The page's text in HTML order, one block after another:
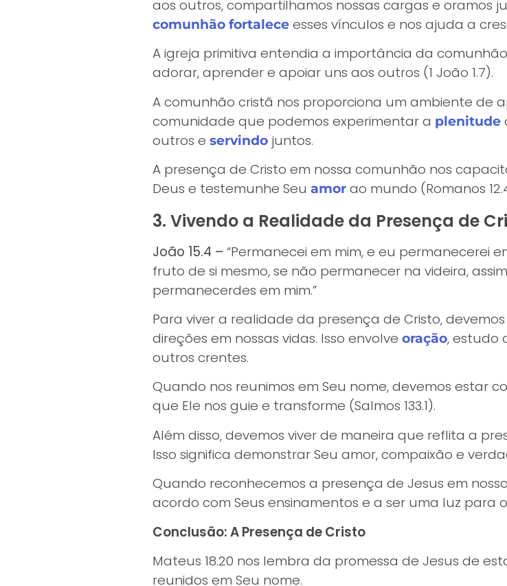
aos outros, compartilhamos nossas cargas e oramos
comunhão fortalece esses vínculos e nos ajuda a
A igreja primitiva entendia a importância da
adorar, aprender e apoiar uns aos outros (1 João 1.7).
A comunhão cristã nos proporciona um ambiente de
comunidade que podemos experimentar a plenitude
outros e servindo juntos.
A presença de Cristo em nossa comunhão nos
Deus e testemunhe Seu amor ao mundo (Romanos
3. Vivendo a Realidade da Presença de
João 15.4 – “Permanecei em mim, e eu permanecerei
fruto de si mesmo, se não permanecer na videira,
permanecerdes em mim.”
Para viver a realidade da presença de Cristo,
direções em nossas vidas. Isso envolve oração, estudo
outros crentes.
Quando nos reunimos em Seu nome, devemos estar
que Ele nos guie e transforme (Salmos 133.1).
Além disso, devemos viver de maneira que reflita a
Isso significa demonstrar Seu amor, compaixão e
Quando reconhecemos a presença de Jesus em
acordo com Seus ensinamentos e a ser uma luz para
Conclusão: A Presença de Cristo
Mateus 18.20 nos lembra da promessa de Jesus de
reunidos em Seu nome.